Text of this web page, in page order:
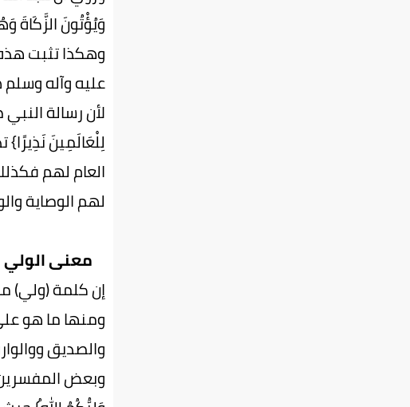
وَيُؤْتُونَ الزَّكَاةَ
وهكذا تثبت هذه
عليه وآله
لأن رسالة
لِلْعَالَمِينَ
العام لهم
لهم الوصاية
معنى الولي
إن كلمة (ولي)
ومنها ما هو
والصديق
وبعض